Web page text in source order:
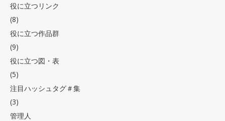
役に立つリンク
(8)
役に立つ作品群
(9)
役に立つ図・表
(5)
注目ハッシュタグ＃集
(3)
管理人